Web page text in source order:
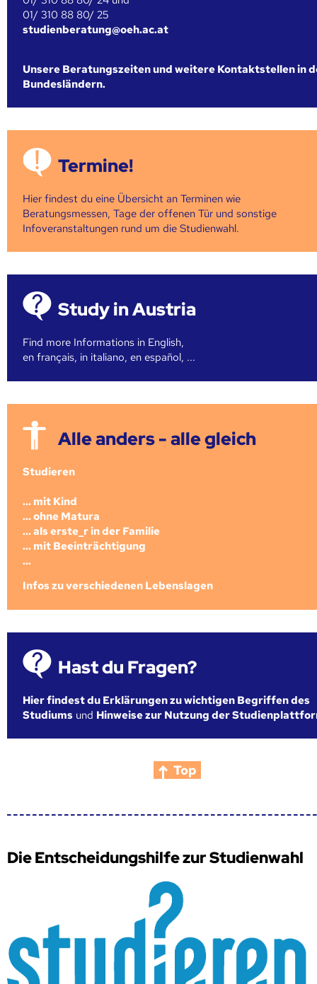
01/ 310 88 80/ 25
studienberatung@oeh.ac.at
Unsere Beratungszeiten und weitere Kontaktstellen in
Bundesländern.
Termine!
Hier findest du eine Übersicht an Terminen wie
Beratungsmessen, Tage der offenen Tür und sonstige
Infoveranstaltungen rund um die Studienwahl.
Study in Austria
Find more Informations in English,
en français, in italiano, en español, ...
Alle anders - alle gleich
Studieren
... mit Kind
... ohne Matura
... als erste_r in der Familie
... mit Beeinträchtigung
...
Infos zu verschiedenen Lebenslagen
Hast du Fragen?
Hier findest du Erklärungen zu wichtigen Begriffen des
Studiums und Hinweise zur Nutzung der
Top
Die Entscheidungshilfe zur Studienwahl